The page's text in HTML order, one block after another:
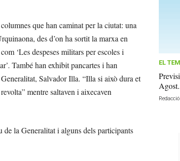
que han caminat per la ciutat: una
des d’on ha sortit la marxa en
‘Les despeses militars per escoles i
També han exhibit pancartes i han
Salvador Illa. “Illa si això dura et
mentre saltaven i aixecaven
de la Generalitat i alguns dels participants
EL
Redacció